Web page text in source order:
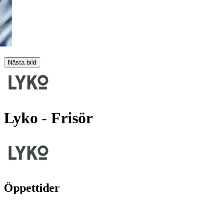
Nästa bild
Lyko - Frisör
Öppettider